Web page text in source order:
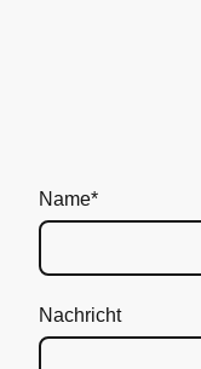
Name*
Nachricht